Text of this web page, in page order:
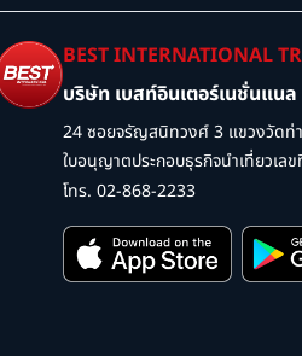
BEST INTERNATIONAL
บริษัท เบสท์อินเตอร์เนชั่นแนล
24 ซอยจรัญสนิทวงศ์ 3 แขวงวัดท่
ใบอนุญาตประกอบธุรกิจนำเที่ยวเล
โทร. 02-868-2233